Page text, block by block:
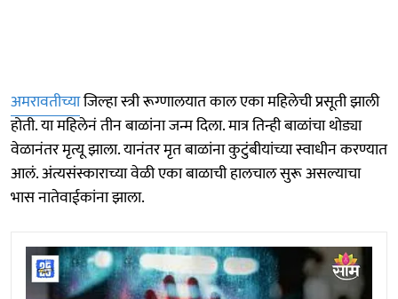
अमरावतीच्याजिल्हा स्त्री रूग्णालयात काल एका महिलेची प्रसूती झाली
होती. या महिलेनं तीन बाळांना जन्म दिला. मात्र तिन्ही बाळांचा थोड्या
वेळानंतर मृत्यू झाला. यानंतर मृत बाळांना कुटुंबीयांच्या स्वाधीन करण्यात
आलं. अंत्यसंस्काराच्या वेळी एका बाळाची हालचाल सुरू असल्याचा
भास नातेवाईकांना झाला.